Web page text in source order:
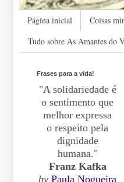
Página inicial Coisas
Tudo sobre As Amantes do
Frases para a vida!
"A solidariedade é
o sentimento que
melhor expressa
o respeito pela
dignidade
humana."
Franz Kafka
by Paula Nogueira